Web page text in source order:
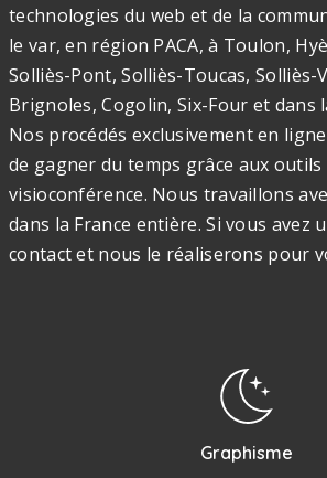
technologies du web et de la
le var, en région PACA, à Toulon,
Solliès-Pont, Solliès-Toucas, Solliès-
Brignoles, Cogolin, Six-Four et dans
Nos procédés exclusivement en
de gagner du temps grâce aux outils
visioconférence. Nous travaillons
dans la France entière. Si vous avez
contact et nous le réaliserons pour
Graphisme